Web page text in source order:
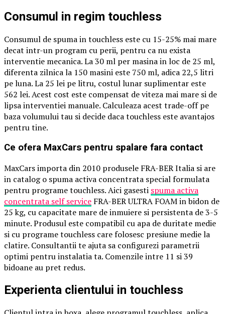
Consumul in regim touchless
Consumul de spuma in touchless este cu 15-25% mai mare
decat intr-un program cu perii, pentru ca nu exista
interventie mecanica. La 30 ml per masina in loc de 25 ml,
diferenta zilnica la 150 masini este 750 ml, adica 22,5 litri
pe luna. La 25 lei pe litru, costul lunar suplimentar este
562 lei. Acest cost este compensat de viteza mai mare si de
lipsa interventiei manuale. Calculeaza acest trade-off pe
baza volumului tau si decide daca touchless este avantajos
pentru tine.
Ce ofera MaxCars pentru spalare fara contact
MaxCars importa din 2010 produsele FRA-BER Italia si are
in catalog o spuma activa concentrata special formulata
pentru programe touchless. Aici gasesti spuma activa
concentrata self service FRA-BER ULTRA FOAM in bidon de
25 kg, cu capacitate mare de inmuiere si persistenta de 3-5
minute. Produsul este compatibil cu apa de duritate medie
si cu programe touchless care folosesc presiune medie la
clatire. Consultantii te ajuta sa configurezi parametrii
optimi pentru instalatia ta. Comenzile intre 11 si 39
bidoane au pret redus.
Experienta clientului in touchless